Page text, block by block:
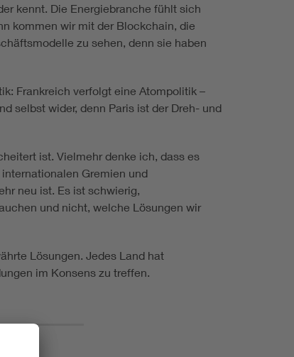
kennt. Die Energiebranche fühlt sich
kommen wir mit der Blockchain, die
zu sehen, denn sie haben
Frankreich verfolgt eine Atompolitik –
selbst wider, denn Paris ist der Dreh- und
ist. Vielmehr denke ich, dass es
Gremien und
neu ist. Es ist schwierig,
und nicht, welche Lösungen wir
Lösungen. Jedes Land hat
im Konsens zu treffen.